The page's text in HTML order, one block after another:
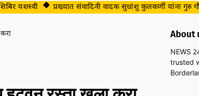
प्रख्यात संवादिनी वादक सुधांशु कुलकर्णी यांना गुरु गौरव
About
NEWS
trusted